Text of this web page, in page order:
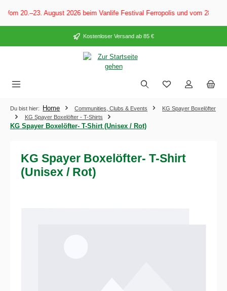
springen
20.–23. August 2026 beim Vanlife Festival Ferropolis und vom 28.
Kostenloser Versand ab 85 €
Du bist hier: Home Communities, Clubs & Events
KG Spayer Boxelöfter
KG Spayer Boxelöfter - T-Shirts
KG Spayer Boxelöfter- T-Shirt (Unisex / Rot)
KG Spayer Boxelöfter- T-Shirt
(Unisex / Rot)